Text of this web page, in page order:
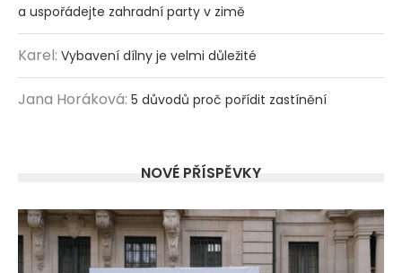
a uspořádejte zahradní party v zimě
Karel: Vybavení dílny je velmi důležité
Jana Horáková: 5 důvodů proč pořídit zastínění
NOVÉ PŘÍSPĚVKY